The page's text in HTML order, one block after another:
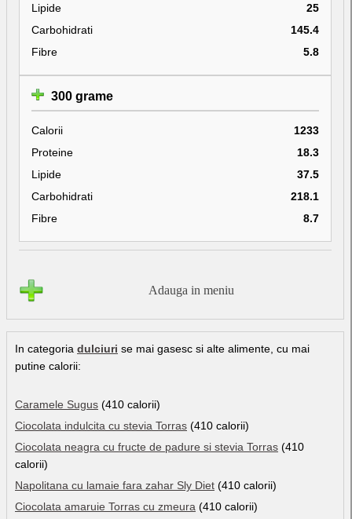
Lipide
25
Carbohidrati
145.4
Fibre
5.8
300 grame
Calorii
1233
Proteine
18.3
Lipide
37.5
Carbohidrati
218.1
Fibre
8.7
Adauga in meniu
In categoria dulciuri se mai gasesc si alte alimente, cu mai
putine calorii:
Caramele Sugus (410 calorii)
Ciocolata indulcita cu stevia Torras (410 calorii)
Ciocolata neagra cu fructe de padure si stevia Torras (410
calorii)
Napolitana cu lamaie fara zahar Sly Diet (410 calorii)
Ciocolata amaruie Torras cu zmeura (410 calorii)